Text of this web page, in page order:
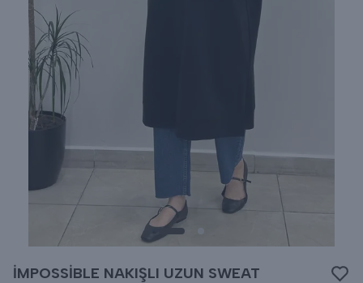
İMPOSSİBLE NAKIŞLI UZUN SWEAT